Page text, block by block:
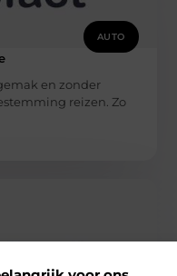
AUTO
en zonder
reizen. Zo